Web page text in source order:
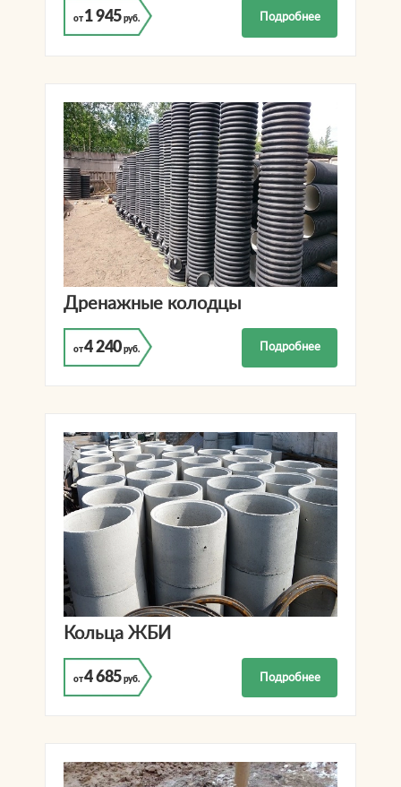
от 1 945 руб. Подробнее
Дренажные колодцы
от4 240 руб. Подробнее
Кольца ЖБИ
от4 685 руб. Подробнее